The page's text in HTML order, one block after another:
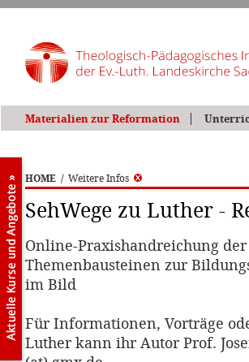
Materialien zur Reformation
HOME / Weitere Infos
SehWege zu Luther -
Online-Praxishandreichung
Themenbausteinen zur
im Bild
Für Informationen, Vorträge
Luther kann ihr Autor Prof.